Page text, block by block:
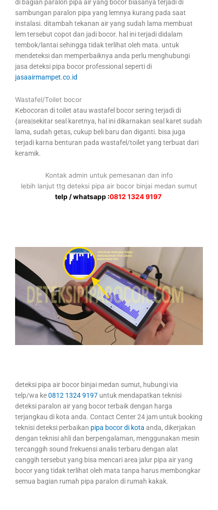
di bagian paralon pipa air yang bocor biasanya terjadi di
sambungan paralon pipa yang lemnya kurang pada saat
instalasi. ditambah tekanan air yang sudah lama membuat
lem tersebut copot dan jadi bocor. hal ini terjadi didalam
tembok/lantai sehingga tidak terlihat oleh mata. untuk
mendeteksi dan memperbaiknya anda perlu menghubungi
jasa deteksi pipa bocor professional seperti di
jasaairmampet.co.id
Wastafel/Toilet bocor
Kebocoran di toilet atau wastafel bocor sering terjadi di
{area|sekitar seal karetnya, hal ini dikarnakan seal karet sudah
lama, sudah getas, cukup beli baru dan diganti. bisa juga
terjadi karna benturan pada wastafel/toilet yang terbuat dari
keramik.
Kontak admin untuk pemesanan dan info
lebih lanjut ttg deteksi pipa air bocor binjai medan sumut
telp / whatsapp :0812 1324 9197
deteksi pipa air bocor binjai medan sumut, hubungi via
telp/wa ke0812 1324 9197 untuk mendapatkan teknisi
deteksi paralon air yang bocor terbaik dengan harga
terjangkau di kota anda. Contact Center 24 jam untuk booking
teknisi deteksi perbaikan pipa bocor di kota anda, dikerjakan
dengan teknisi ahli dan berpengalaman, menggunakan mesin
tercanggih sound frekuensi analis terbaru dengan alat
canggih tersebut yang bisa mencari area jalur pipa air yang
bocor yang tidak terlihat oleh mata tanpa harus membongkar
semua bagian rumah pipa paralon di rumah kakak.